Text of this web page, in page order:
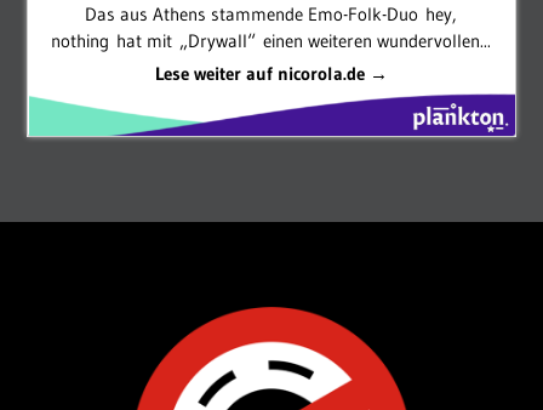
Das aus Athens stammende Emo-Folk-Duo hey,
nothing hat mit „Drywall“ einen weiteren wundervollen...
Lese weiter auf nicorola.de →